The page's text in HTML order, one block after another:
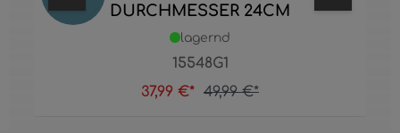
DURCHMESSER 24CM
15548G1
lagernd
37,99 €* 49,99 €*